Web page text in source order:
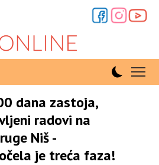
dana zastoja,
radovi na
Niš -
je treća faza!